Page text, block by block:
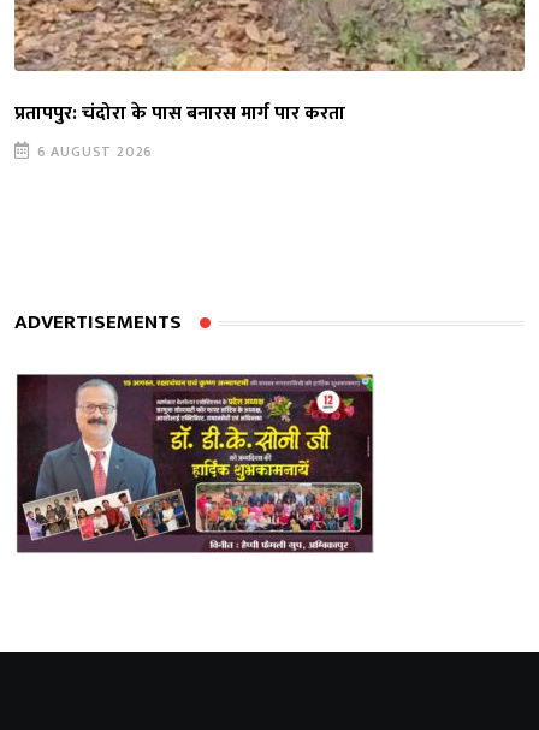
प्रतापपुर: चंदोरा के पास बनारस मार्ग पार करता
6 AUGUST 2026
ADVERTISEMENTS